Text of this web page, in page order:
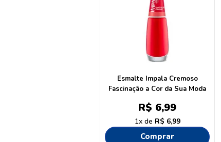
Esmalte Impala Cremoso
Fascinação a Cor da Sua Moda
R$ 6,99
1 R$ 6,99
Comprar